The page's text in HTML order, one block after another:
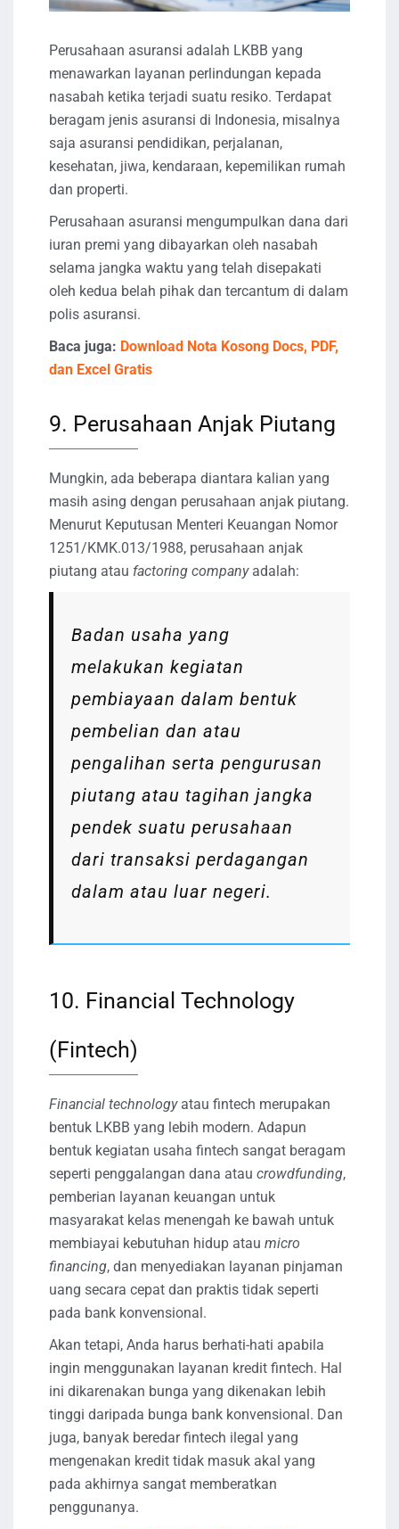
Perusahaan asuransi adalah LKBB yang
menawarkan layanan perlindungan kepada
nasabah ketika terjadi suatu resiko. Terdapat
beragam jenis asuransi di Indonesia, misalnya
saja asuransi pendidikan, perjalanan,
kesehatan, jiwa, kendaraan, kepemilikan rumah
dan properti.
Perusahaan asuransi mengumpulkan dana dari
iuran premi yang dibayarkan oleh nasabah
selama jangka waktu yang telah disepakati
oleh kedua belah pihak dan tercantum di dalam
polis asuransi.
Baca juga: Download Nota Kosong Docs, PDF,
dan Excel Gratis
9. Perusahaan Anjak Piutang
Mungkin, ada beberapa diantara kalian yang
masih asing dengan perusahaan anjak piutang.
Menurut Keputusan Menteri Keuangan Nomor
1251/KMK.013/1988, perusahaan anjak
piutang atau factoring companyadalah:
Badan usaha yang
melakukan kegiatan
pembiayaan dalam bentuk
pembelian dan atau
pengalihan serta pengurusan
piutang atau tagihan jangka
pendek suatu perusahaan
dari transaksi perdagangan
dalam atau luar negeri.
10. Financial Technology
(Fintech)
Financial technology atau fintech merupakan
bentuk LKBB yang lebih modern. Adapun
bentuk kegiatan usaha fintech sangat beragam
seperti penggalangan dana atau crowdfunding,
pemberian layanan keuangan untuk
masyarakat kelas menengah ke bawah untuk
membiayai kebutuhan hidup atau micro
financing, dan menyediakan layanan pinjaman
uang secara cepat dan praktis tidak seperti
pada bank konvensional.
Akan tetapi, Anda harus berhati-hati apabila
ingin menggunakan layanan kredit fintech. Hal
ini dikarenakan bunga yang dikenakan lebih
tinggi daripada bunga bank konvensional. Dan
juga, banyak beredar fintech ilegal yang
mengenakan kredit tidak masuk akal yang
pada akhirnya sangat memberatkan
penggunanya.